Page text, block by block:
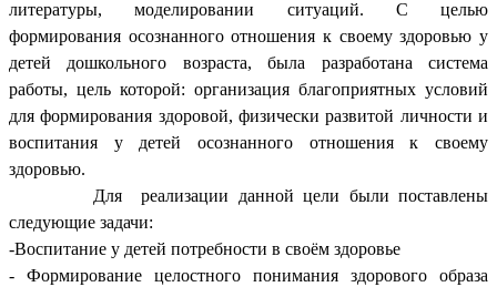
литературы, моделировании ситуаций. С целью
формирования осознанного отношения к своему здоровью у
детей дошкольного возраста, была разработана система
работы, цель которой: организация благоприятных условий
для формирования здоровой, физически развитой личности и
воспитания у детей осознанного отношения к своему
здоровью.
Для реализации данной цели были поставлены
следующие задачи:
-Воспитание у детей потребности в своём здоровье
- Формирование целостного понимания здорового образа